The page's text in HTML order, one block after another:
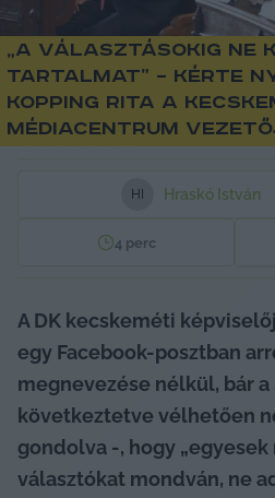
„A választásokig ne
tartalmat” – kérte
Kopping Rita a
Médiacentrum
H Hraskó István
4 perc
A DK kecskeméti
egy Facebook-posztban
megnevezése nélkül, bár
következtetve vélhetően
gondolva -, hogy
választókat mondván, ne